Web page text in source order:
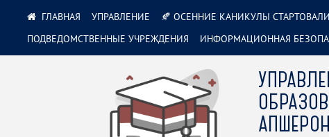
УПРАВЛЕНИЕ 🍂 ОСЕННИЕ КАНИКУЛЫ
ПОДВЕДОМСТВЕННЫЕ УЧРЕЖДЕНИЯ
ИНФОРМАЦИОННАЯ